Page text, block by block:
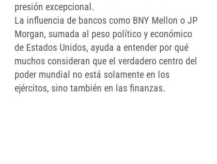
presión excepcional.
La influencia de bancos como BNY Mellon o JP
Morgan, sumada al peso político y económico
de Estados Unidos, ayuda a entender por qué
muchos consideran que el verdadero centro del
poder mundial no está solamente en los
ejércitos, sino también en las finanzas.